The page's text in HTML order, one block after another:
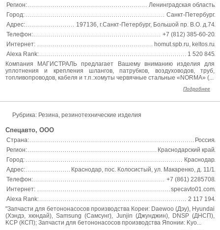
Регион:
Ленинградская область
Город:
Санкт-Петербург
Адрес:
197136, г.Санкт-Петербург, Большой пр. В.О. д.74
Телефон:
+7 (812) 385-60-20
Интернет:
homut.spb.ru, keltos.ru
Alexa Rank:
1 520 845
Компания МАГИСТРАЛЬ предлагает Вашему вниманию изделия для
уплотнения и крепления шлангов, патрубков, воздуховодов, труб,
топливопроводов, кабеля и т.п.:хомуты червячные стальные «NORMA» (...
Подробнее
Рубрика: Резина, резинотехнические изделия
Спецавто, ООО
Страна:
Россия
Регион:
Краснодарский край
Город:
Краснодар
Адрес:
Краснодар, пос. Колосистый, ул. Макаренко, д. 11/1
Телефон:
+7 (861) 2285708
Интернет:
specavto01.com
Alexa Rank:
2 117 194
"Запчасти для бетононасосов производства Кореи: Daewoo (Дэу), Hyundai
(Хэндэ, хюндай), Samsung (Самсунг), Junjin (Джунджин), DNSP (ДНСП),
KCP (КСП); Запчасти для бетононасосов производства Японии: Kyo...